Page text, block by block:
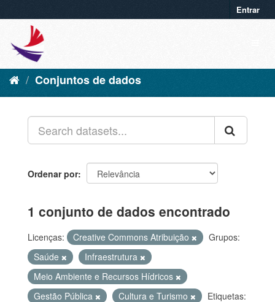
Entrar
Conjuntos de dados
Ordenar por
1 conjunto de dados encontrado
Licenças: Creative Commons Atribuição
Grupos:
Saúde
Infraestrutura
Meio Ambiente e Recursos Hídricos
Gestão Pública
Cultura e Turismo
Etiquetas: